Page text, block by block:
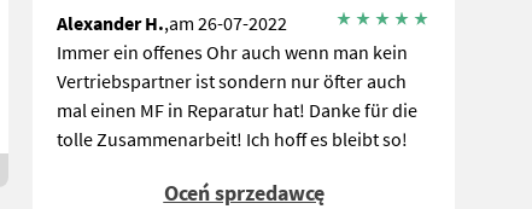
Alexander H.,am 26-07-2022
Immer ein offenes Ohr auch wenn man kein
Vertriebspartner ist sondern nur öfter auch
mal einen MF in Reparatur hat! Danke für die
tolle Zusammenarbeit! Ich hoff es bleibt so!
Oceń sprzedawcę